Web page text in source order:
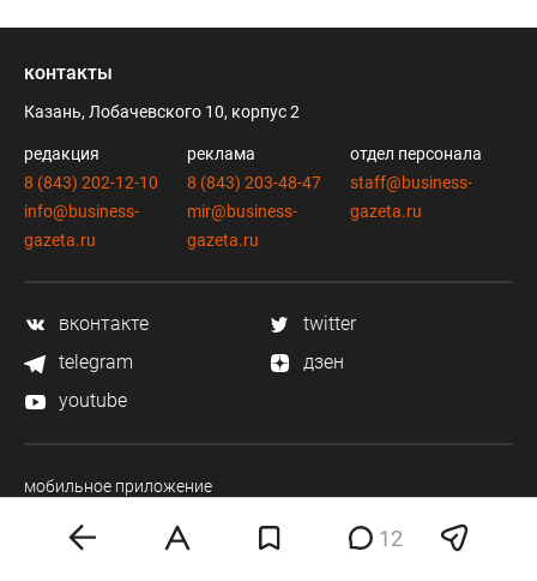
12
контакты
Казань, Лобачевского 10, корпус 2
редакция
8 (843) 202-12-10
info@business-
gazeta.ru
реклама
8 (843) 203-48-47
mir@business-
gazeta.ru
отдел персонала
staff@business-
gazeta.ru
вконтакте
twitter
telegram
дзен
youtube
мобильное приложение